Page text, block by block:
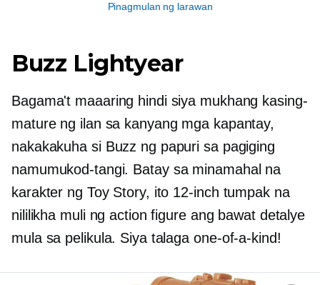
Pinagmulan ng larawan
Buzz Lightyear
Bagama't maaaring hindi siya mukhang kasing-
mature ng ilan sa kanyang mga kapantay,
nakakakuha si Buzz ng papuri sa pagiging
namumukod-tangi. Batay sa minamahal na
karakter ng Toy Story, ito 12-inch tumpak na
nililikha muli ng action figure ang bawat detalye
mula sa pelikula. Siya talaga one-of-a-kind!